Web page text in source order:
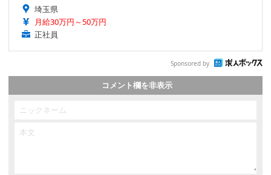
埼玉県
月給30万円～50万円
正社員
Sponsored by
コメント欄を非表示